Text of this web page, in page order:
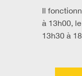
Il
à 13h00,
13h30 à